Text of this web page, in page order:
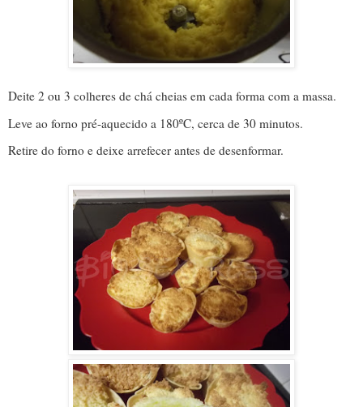
Deite 2 ou 3 colheres de chá cheias em cada forma com a massa.
Leve ao forno pré-aquecido a 180ºC, cerca de 30 minutos.
Retire do forno e deixe arrefecer antes de desenformar.